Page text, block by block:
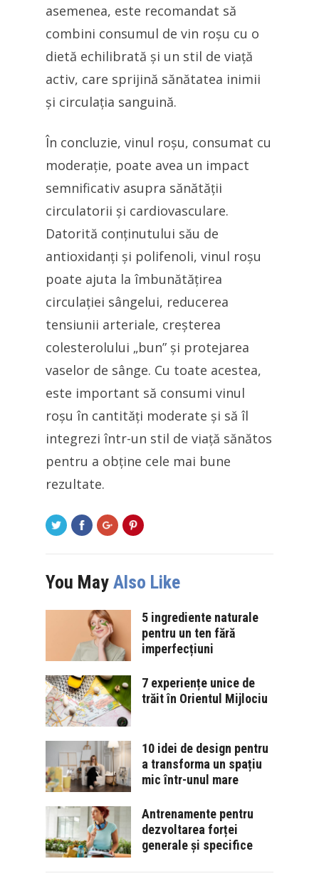
asemenea, este recomandat să
combini consumul de vin roșu cu o
dietă echilibrată și un stil de viață
activ, care sprijină sănătatea inimii
și circulația sanguină.
În concluzie, vinul roșu, consumat cu
moderație, poate avea un impact
semnificativ asupra sănătății
circulatorii și cardiovasculare.
Datorită conținutului său de
antioxidanți și polifenoli, vinul roșu
poate ajuta la îmbunătățirea
circulației sângelui, reducerea
tensiunii arteriale, creșterea
colesterolului „bun” și protejarea
vaselor de sânge. Cu toate acestea,
este important să consumi vinul
roșu în cantități moderate și să îl
integrezi într-un stil de viață sănătos
pentru a obține cele mai bune
rezultate.
You May Also Like
5 ingrediente naturale
pentru un ten fără
imperfecțiuni
7 experiențe unice de
trăit în Orientul Mijlociu
10 idei de design pentru
a transforma un spațiu
mic într-unul mare
Antrenamente pentru
dezvoltarea forței
generale și specifice